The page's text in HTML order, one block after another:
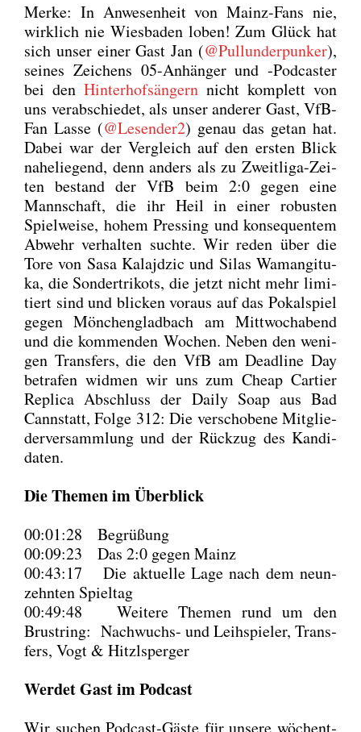
Mer­ke: In Anwe­sen­heit von Mainz-Fans nie,
wirk­lich nie Wies­ba­den loben! Zum Glück hat
sich unser einer Gast Jan (@Pullunderpunker),
sei­nes Zei­chens 05-Anhän­ger und ‑Pod­cas­ter
bei den Hin­ter­hof­sän­gern nicht kom­plett von
uns ver­ab­schie­det, als unser ande­rer Gast, VfB-
Fan Las­se (@Lesender2) genau das getan hat.
Dabei war der Ver­gleich auf den ers­ten Blick
nahe­lie­gend, denn anders als zu Zweit­li­ga-Zei­
ten bestand der VfB beim 2:0 gegen eine
Mann­schaft, die ihr Heil in einer robus­ten
Spiel­wei­se, hohem Pres­sing und kon­se­quen­tem
Abwehr ver­hal­ten such­te. Wir reden über die
Tore von Sasa Kalajd­zic und Silas Waman­gi­tu­
ka, die Son­der­tri­kots, die jetzt nicht mehr limi­
tiert sind und bli­cken vor­aus auf das Pokal­spiel
gegen Mön­chen­glad­bach am Mitt­woch­abend
und die kom­men­den Wochen. Neben den weni­
gen Trans­fers, die den VfB am Dead­line Day
betra­fen wid­men wir uns zumCheap Car­tier
Repli­ca Abschluss der Dai­ly Soap aus Bad
Cannstatt, Fol­ge 312: Die ver­scho­be­ne Mit­glie­
der­ver­samm­lung und der Rück­zug des Kan­di­
da­ten.
Die The­men im Über­blick
00:01:28 Begrü­ßung
00:09:23 Das 2:0 gegen Mainz
00:43:17 Die aktu­el­le Lage nach dem neun­
zehn­ten Spiel­tag
00:49:48 Wei­te­re The­men rund um den
Brust­ring: Nach­wuchs- und Leih­spie­ler, Trans­
fers, Vogt & Hitzl­sper­ger
Wer­det Gast im Pod­cast